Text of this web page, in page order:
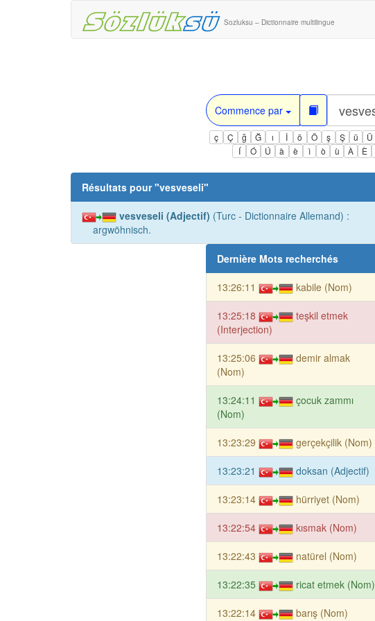
Sozluksu – Dictionnaire multilingue
Commence par
ç Ç ğ Ğ ı İ ö Ö ş Ş ü Ü
Í
Ó Ú à è ì ò ù À È
Résultats pour "vesveseli"
vesveseli (Adjectif) (Turc - Dictionnaire Allemand) :
argwöhnisch.
Dernière Mots recherchés
13:26:11 kabile (Nom)
13:25:18
teşkil etmek
(Interjection)
13:25:06
demir almak
(Nom)
13:24:11
çocuk zammı
(Nom)
13:23:29 gerçekçilik (Nom)
13:23:21 doksan (Adjectif)
13:23:14 hürriyet (Nom)
13:22:54 kısmak (Nom)
13:22:43 natürel (Nom)
13:22:35 ricat etmek (Nom)
13:22:14 barış (Nom)